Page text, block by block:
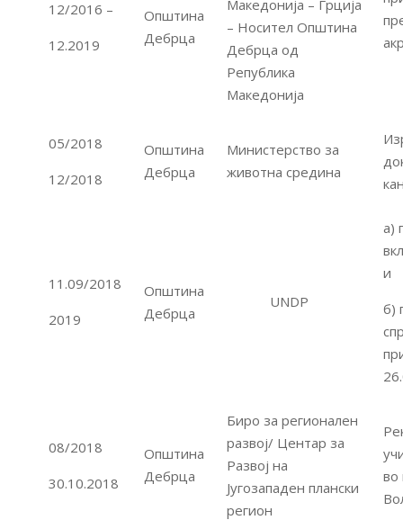
12/2016 –
12.2019
Општина
Дебрца
Македонија – Грција
– Носител Општина
Дебрца од
Република
Македонија
05/2018
12/2018
Општина
Дебрца
Министерство за
животна средина
11.09/2018
2019
Општина
Дебрца
UNDP
а)
и
б)
08/2018
30.10.2018
Општина
Дебрца
Биро за регионален
развој/ Центар за
Развој на
Југозападен плански
регион
во